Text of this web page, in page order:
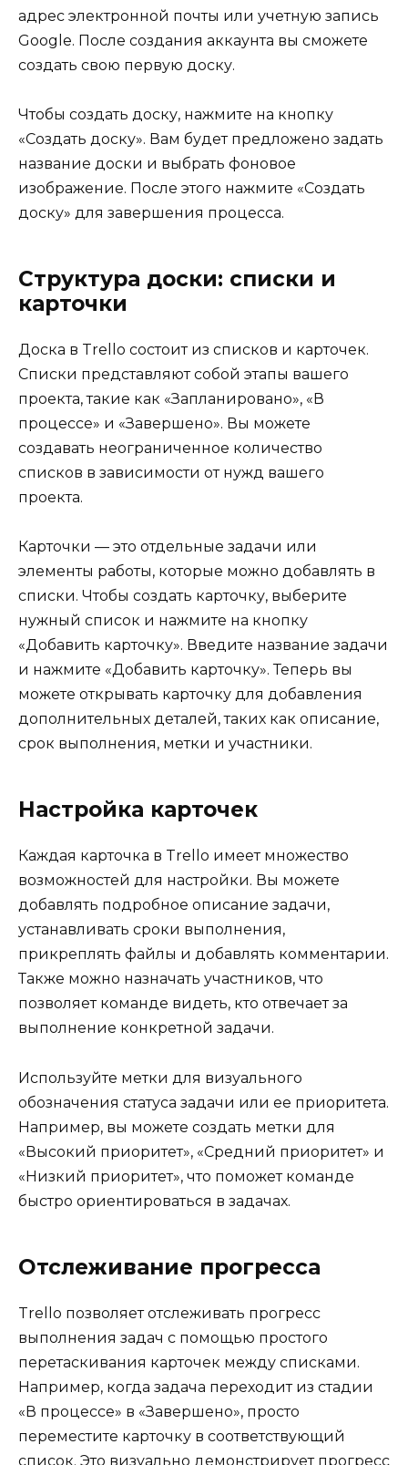
адрес электронной почты или учетную запись
Google. После создания аккаунта вы сможете
создать свою первую доску.
Чтобы создать доску, нажмите на кнопку
«Создать доску». Вам будет предложено задать
название доски и выбрать фоновое
изображение. После этого нажмите «Создать
доску» для завершения процесса.
Структура доски: списки и
карточки
Доска в Trello состоит из списков и карточек.
Списки представляют собой этапы вашего
проекта, такие как «Запланировано», «В
процессе» и «Завершено». Вы можете
создавать неограниченное количество
списков в зависимости от нужд вашего
проекта.
Карточки — это отдельные задачи или
элементы работы, которые можно добавлять в
списки. Чтобы создать карточку, выберите
нужный список и нажмите на кнопку
«Добавить карточку». Введите название задачи
и нажмите «Добавить карточку». Теперь вы
можете открывать карточку для добавления
дополнительных деталей, таких как описание,
срок выполнения, метки и участники.
Настройка карточек
Каждая карточка в Trello имеет множество
возможностей для настройки. Вы можете
добавлять подробное описание задачи,
устанавливать сроки выполнения,
прикреплять файлы и добавлять комментарии.
Также можно назначать участников, что
позволяет команде видеть, кто отвечает за
выполнение конкретной задачи.
Используйте метки для визуального
обозначения статуса задачи или ее приоритета.
Например, вы можете создать метки для
«Высокий приоритет», «Средний приоритет» и
«Низкий приоритет», что поможет команде
быстро ориентироваться в задачах.
Отслеживание прогресса
Trello позволяет отслеживать прогресс
выполнения задач с помощью простого
перетаскивания карточек между списками.
Например, когда задача переходит из стадии
«В процессе» в «Завершено», просто
переместите карточку в соответствующий
список. Это визуально демонстрирует прогресс